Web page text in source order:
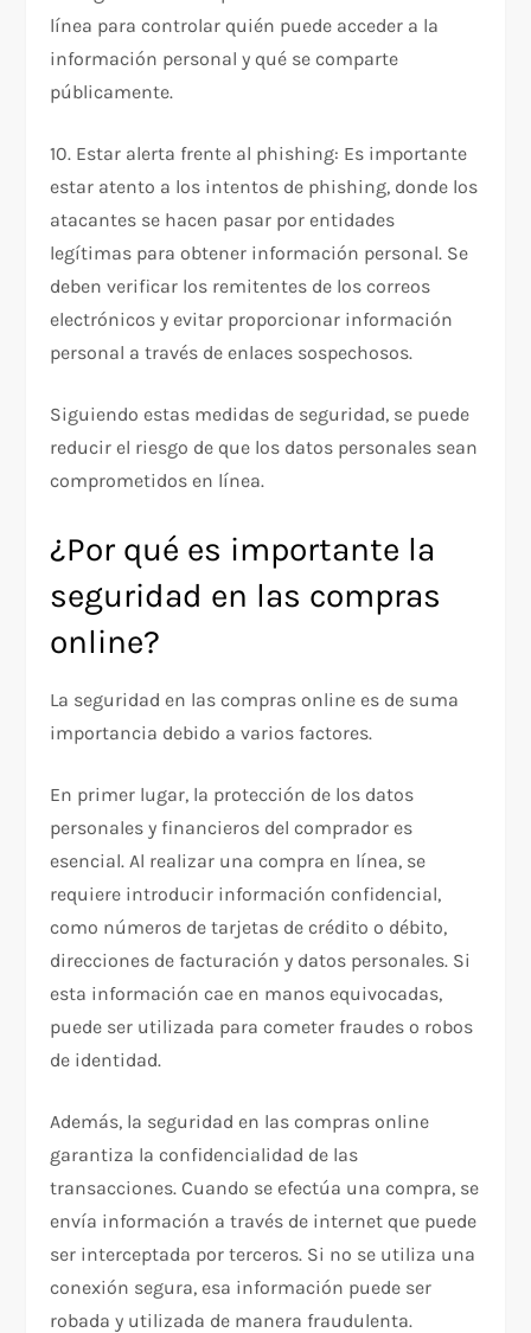
línea para controlar quién puede acceder a la
información personal y qué se comparte
públicamente.
10. Estar alerta frente al phishing: Es importante
estar atento a los intentos de phishing, donde los
atacantes se hacen pasar por entidades
legítimas para obtener información personal. Se
deben verificar los remitentes de los correos
electrónicos y evitar proporcionar información
personal a través de enlaces sospechosos.
Siguiendo estas medidas de seguridad, se puede
reducir el riesgo de que los datos personales sean
comprometidos en línea.
¿Por qué es importante la
seguridad en las compras
online?
La seguridad en las compras online es de suma
importancia debido a varios factores.
En primer lugar, la protección de los datos
personales y financieros del comprador es
esencial. Al realizar una compra en línea, se
requiere introducir información confidencial,
como números de tarjetas de crédito o débito,
direcciones de facturación y datos personales. Si
esta información cae en manos equivocadas,
puede ser utilizada para cometer fraudes o robos
de identidad.
Además, la seguridad en las compras online
garantiza la confidencialidad de las
transacciones. Cuando se efectúa una compra, se
envía información a través de internet que puede
ser interceptada por terceros. Si no se utiliza una
conexión segura, esa información puede ser
robada y utilizada de manera fraudulenta.